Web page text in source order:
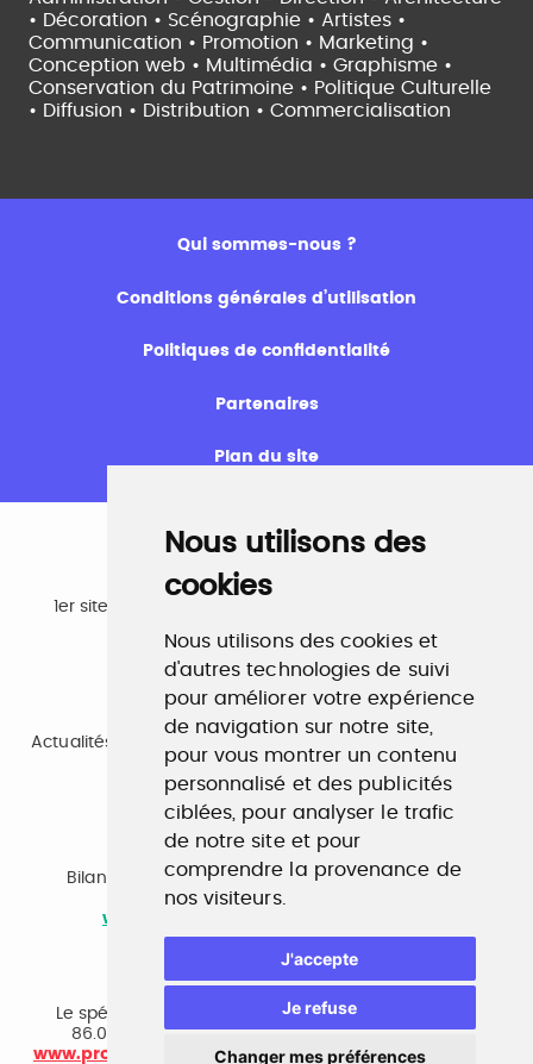
Nous utilisons des
cookies
Nous utilisons des cookies et
d'autres technologies de suivi
pour améliorer votre expérience
de navigation sur notre site,
pour vous montrer un contenu
personnalisé et des publicités
ciblées, pour analyser le trafic
de notre site et pour
comprendre la provenance de
nos visiteurs.
J'accepte
Je refuse
Changer mes préférences
• Décoration • Scénographie • Artistes •
Communication • Promotion • Marketing •
Conception web • Multimédia • Graphisme •
Conservation du Patrimoine • Politique Culturelle
• Diffusion • Distribution • Commercialisation
Qui sommes-nous ?
Conditions générales d’utilisation
Politiques de confidentialité
Partenaires
Plan du site
Emploi
1er site emploi du secteur culturel 784.000 visites et
www.profilculture.com
Formation
Actualités, guide et annuaire des formations aux métiers
de la culture.
www.profilculture-formation.com
Accompagnement professionnel
Bilan de compétences, coaching, techniques de
recherche d'emploi, entretien conseil.
www.profilculture-competences.com
Le spécialiste du secteur culturel, une cvthèque de
86.000 CV et réseau unique de professionnels.
www.profilculture-conseil.com/cabinet-recrutement